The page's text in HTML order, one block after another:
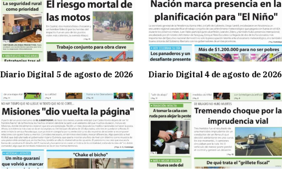
Diario Digital 5 de agosto de 2026 Diario Digital 4 de agosto de 2026